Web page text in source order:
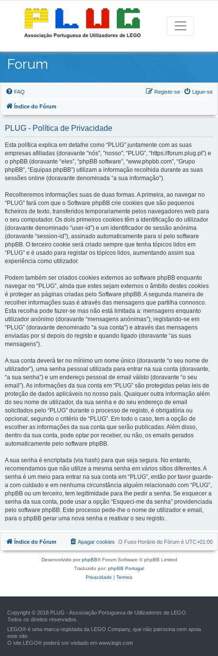
Forum
FAQ Ligue-se
Registe-se
Índice do Fórum
PLUG - Política de Privacidade
Esta política explica em detalhe como “PLUG” juntamente com as suas
empresas afiliadas (doravante "nós", "nosso", “PLUG”, “https://forum.plug.pt”) e
o phpBB (doravante “eles”, “phpBB software”, “www.phpbb.com”, “Grupo
phpBB”, “Equipas phpBB”) utilizam a informação recolhida durante as suas
sessões online (doravante denominada “a sua informação”).
Recolheremos informações suas de duas formas. A primeira, ao navegar no
“PLUG” fará com que o Software phpBB crie cookies que são pequenos
ficheiros de texto, transferidos temporariamente pelos navegadores web para
o seu computador. Os dois primeiros cookies têm a identificação do utilizador
(doravante denominado “user-id”) e um identificador de sessão anónima
(doravante “session-id”), assinado automaticamente para si pelo software
phpBB. O terceiro cookie será criado sempre que tenha tópicos lidos em
“PLUG” e é usado para registar os tópicos lidos, aumentando assim sua
experiência como utilizador.
Podem também ser criados cookies externos ao software phpBB enquanto
navegar no “PLUG”, ainda que estes sejam externos o âmbito destes cookies
é proteger as páginas criadas pelo Software phpBB. A segunda maneira de
recolher informações suas é através das mensagens que partilha connosco.
Esta recolha pode fazer-se mas não está limitada a: mensagens enquanto
utilizador anónimo (doravante “mensagens anónimas”), registando-se em
“PLUG” (doravante denominado “a sua conta”) e através das mensagens
enviadas por si depois do registo e quando ligado (doravante “as suas
mensagens”).
A sua conta deverá ter no mínimo um nome único (doravante “o seu nome de
utilizador”), uma senha pessoal utilizada para entrar na sua conta (doravante,
“a sua senha”) e um endereço pessoal de email válido (doravante “o seu
email”). As informações da sua conta em “PLUG” são protegidas pelas leis de
proteção de dados aplicáveis no nosso país. Qualquer outra informação além
do seu nome de utilizador, da sua senha e do seu endereço de email
solicitados pelo “PLUG” durante o processo de registo, é obrigatória ou
opcional, segundo o critério de “PLUG”. Em todo o caso, tem a opção de
escolher as informações da sua conta que serão publicadas. Além disso,
dentro da sua conta, pode optar por receber, ou não, os emails gerados
automaticamente pelo software phpBB.
A sua senha é encriptada (via hash) para que seja segura. No entanto,
recomendamos que não utilize a mesma senha em vários sítios diferentes. A
senha é um meio para entrar na sua conta em “PLUG”, então por favor guarde-
a com cuidado e em nenhuma circunstância alguém relacionado com “PLUG”,
phpBB ou um terceiro, tem legitimidade para lhe pedir a senha. Se esquecer a
senha da sua conta, pode usar a opção “Esqueci-me da senha” providenciada
pelo software phpBB. Este processo pede-lhe o nome de utilizador e email,
para o phpBB gerar uma nova senha e reativar o seu registo.
Índice do Fórum O Fuso Horário do Fórum é UTC+01:00
Apagar cookies
Desenvolvido porphpBB® Forum Software © phpBB Limited
Traduzido por: phpBB Portugal
Privacidade | Termos
Copyright © 2018 PLUG - Associação Portuguesa de Utilizadores de LEGO.
Todos os direitos reservados.
LEGO® é uma marca registada da LEGO Company, que não patrocina nem apoia
este site.
O site LEGO® poderá ser visitado em www.lego.com